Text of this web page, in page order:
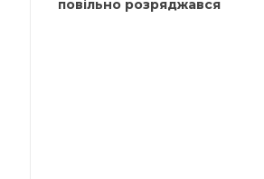
повільно розряджався